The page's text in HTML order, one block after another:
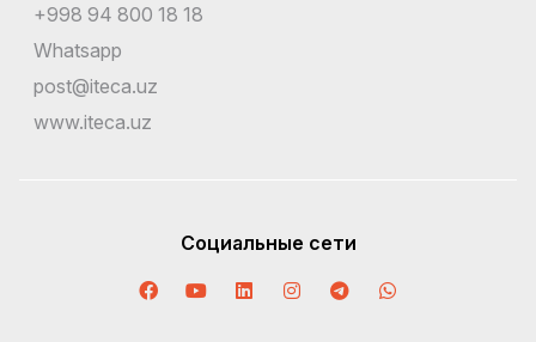
+998 94 800 18 18
Whatsapp
post@iteca.uz
www.iteca.uz
Социальные сети